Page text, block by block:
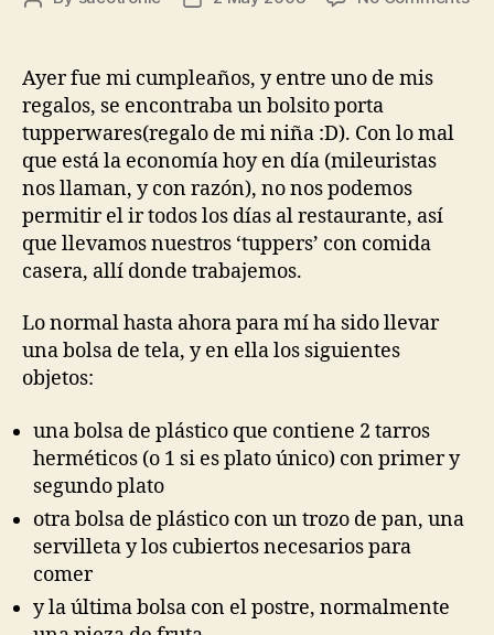
Ayer fue mi cumpleaños, y entre uno de mis
regalos, se encontraba un bolsito porta
tupperwares(regalo de mi niña :D). Con lo mal
que está la economía hoy en día (mileuristas
nos llaman, y con razón), no nos podemos
permitir el ir todos los días al restaurante, así
que llevamos nuestros ‘tuppers’ con comida
casera, allí donde trabajemos.
Lo normal hasta ahora para mí ha sido llevar
una bolsa de tela, y en ella los siguientes
objetos:
una bolsa de plástico que contiene 2 tarros
herméticos (o 1 si es plato único) con primer y
segundo plato
otra bolsa de plástico con un trozo de pan, una
servilleta y los cubiertos necesarios para
comer
y la última bolsa con el postre, normalmente